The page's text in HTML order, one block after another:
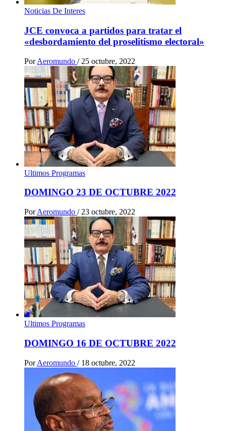
Noticias De Interes
JCE convoca a partidos para tratar el
«desbordamiento del proselitismo electoral»
Por Aeromundo / 25 octubre, 2022
Ultimos Programas
DOMINGO 23 DE OCTUBRE 2022
Por Aeromundo / 23 octubre, 2022
Ultimos Programas
DOMINGO 16 DE OCTUBRE 2022
Por Aeromundo / 18 octubre, 2022